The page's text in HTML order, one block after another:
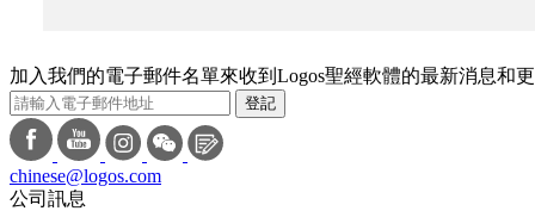
加入我們的電子郵件名單來收到Logos聖經軟體的最新消息和
登記
chinese@logos.com
公司訊息